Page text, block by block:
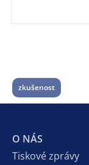
zkušenost
O NÁS
Tiskové zprávy